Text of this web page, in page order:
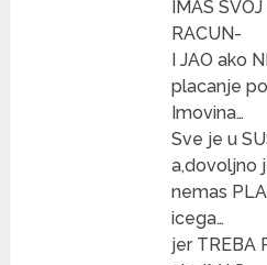
IMAS
RACUN-
I JAO ako
placanje
Imovina…
Sve je u
a,dovoljno
nemas
icega…
jer TREBA